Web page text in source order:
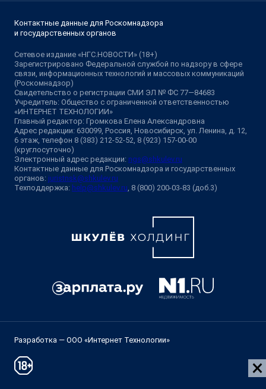
Контактные данные для Роскомнадзора
и государственных органов
Сетевое издание «НГС.НОВОСТИ» (18+)
Зарегистрировано Федеральной службой по надзору в сфере
связи, информационных технологий и массовых коммуникаций
(Роскомнадзор)
Свидетельство о регистрации СМИ ЭЛ № ФС 77—84683
Учредитель: Общество с ограниченной ответственностью
«ИНТЕРНЕТ ТЕХНОЛОГИИ»
Главный редактор: Громкова Елена Александровна
Адрес редакции: 630099, Россия, Новосибирск, ул. Ленина, д. 12,
6 этаж, телефон 8 (383) 212-52-52, 8 (923) 157-00-00
(круглосуточно)
Электронный адрес редакции: ngs@shkulev.ru
Контактные данные для Роскомнадзора и государственных
органов: juristnsk@shkulev.ru
Техподдержка: help@shkulev.ru , 8 (800) 200-03-83 (доб.3)
Разработка — ООО «Интернет Технологии»